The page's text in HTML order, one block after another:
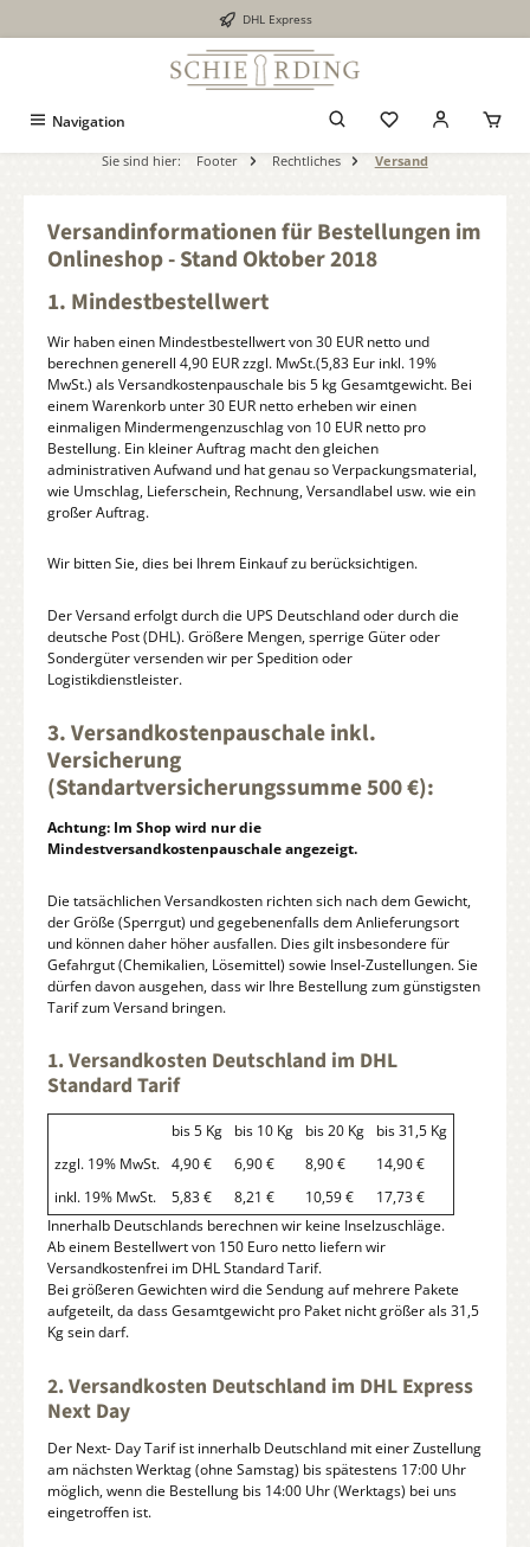
DHL Express
Navigation
Sie sind hier: Footer Rechtliches Versand
Versandinformationen für Bestellungen im
Onlineshop - Stand Oktober 2018
1. Mindestbestellwert
Wir haben einen Mindestbestellwert von 30 EUR netto und
berechnen generell 4,90 EUR zzgl. MwSt.(5,83 Eur inkl. 19%
MwSt.) als Versandkostenpauschale bis 5 kg Gesamtgewicht. Bei
einem Warenkorb unter 30 EUR netto erheben wir einen
einmaligen Mindermengenzuschlag von 10 EUR netto pro
Bestellung. Ein kleiner Auftrag macht den gleichen
administrativen Aufwand und hat genau so Verpackungsmaterial,
wie Umschlag, Lieferschein, Rechnung, Versandlabel usw. wie ein
großer Auftrag.
Wir bitten Sie, dies bei Ihrem Einkauf zu berücksichtigen.
Der Versand erfolgt durch die UPS Deutschland oder durch die
deutsche Post (DHL). Größere Mengen, sperrige Güter oder
Sondergüter versenden wir per Spedition oder
Logistikdienstleister.
3. Versandkostenpauschale inkl.
Versicherung
(Standartversicherungssumme 500 €):
Achtung: Im Shop wird nur die
Mindestversandkostenpauschale angezeigt.
Die tatsächlichen Versandkosten richten sich nach dem Gewicht,
der Größe (Sperrgut) und gegebenenfalls dem Anlieferungsort
und können daher höher ausfallen. Dies gilt insbesondere für
Gefahrgut (Chemikalien, Lösemittel) sowie Insel-Zustellungen. Sie
dürfen davon ausgehen, dass wir Ihre Bestellung zum günstigsten
Tarif zum Versand bringen.
1. Versandkosten Deutschland im DHL
Standard Tarif
bis 5 Kg bis 10 Kg bis 20 Kg
bis 31,5 Kg
zzgl. 19% MwSt. 4,90 € 6,90 € 8,90 €
14,90 €
inkl. 19% MwSt.
5,83 € 8,21 € 10,59 €
17,73 €
Innerhalb Deutschlands berechnen wir keine Inselzuschläge.
Ab einem Bestellwert von 150 Euro netto liefern wir
Versandkostenfrei im DHL Standard Tarif.
Bei größeren Gewichten wird die Sendung auf mehrere Pakete
aufgeteilt, da dass Gesamtgewicht pro Paket nicht größer als 31,5
Kg sein darf.
2. Versandkosten Deutschland im DHL Express
Next Day
Der Next- Day Tarif ist innerhalb Deutschland mit einer Zustellung
am nächsten Werktag (ohne Samstag) bis spätestens 17:00 Uhr
möglich, wenn die Bestellung bis 14:00 Uhr (Werktags) bei uns
eingetroffen ist.